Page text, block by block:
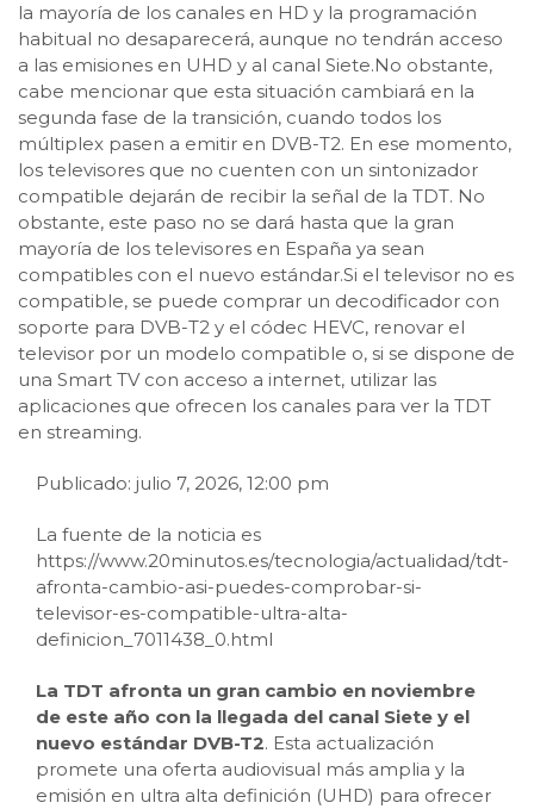
la mayoría de los canales en HD y la programación
habitual no desaparecerá, aunque no tendrán acceso
a las emisiones en UHD y al canal Siete.No obstante,
cabe mencionar que esta situación cambiará en la
segunda fase de la transición, cuando todos los
múltiplex pasen a emitir en DVB-T2. En ese momento,
los televisores que no cuenten con un sintonizador
compatible dejarán de recibir la señal de la TDT. No
obstante, este paso no se dará hasta que la gran
mayoría de los televisores en España ya sean
compatibles con el nuevo estándar.Si el televisor no es
compatible, se puede comprar un decodificador con
soporte para DVB-T2 y el códec HEVC, renovar el
televisor por un modelo compatible o, si se dispone de
una Smart TV con acceso a internet, utilizar las
aplicaciones que ofrecen los canales para ver la TDT
en streaming.
Publicado: julio 7, 2026, 12:00 pm
La fuente de la noticia es
https://www.20minutos.es/tecnologia/actualidad/tdt-
afronta-cambio-asi-puedes-comprobar-si-
televisor-es-compatible-ultra-alta-
definicion_7011438_0.html
La TDT afronta un gran cambio en noviembre
de este año con la llegada del canal Siete y el
nuevo estándar DVB-T2. Esta actualización
promete una oferta audiovisual más amplia y la
emisión en ultra alta definición (UHD) para ofrecer